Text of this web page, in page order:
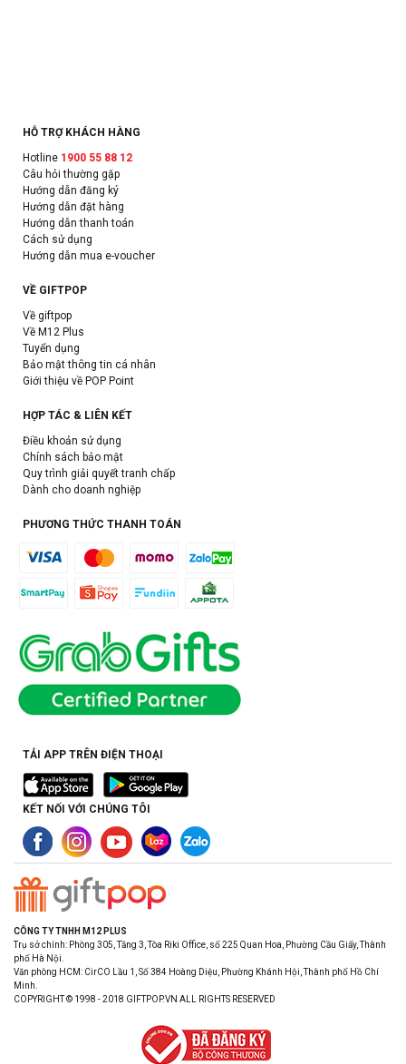
HỖ TRỢ KHÁCH HÀNG
Hotline 1900 55 88 12
Câu hỏi thường gặp
Hướng dẫn đăng ký
Hướng dẫn đặt hàng
Hướng dẫn thanh toán
Cách sử dụng
Hướng dẫn mua e-voucher
VỀ GIFTPOP
Về giftpop
Về M12 Plus
Tuyển dụng
Bảo mật thông tin cá nhân
Giới thiệu về POP Point
HỢP TÁC & LIÊN KẾT
Điều khoản sử dụng
Chính sách bảo mật
Quy trình giải quyết tranh chấp
Dành cho doanh nghiệp
PHƯƠNG THỨC THANH TOÁN
TẢI APP TRÊN ĐIỆN THOẠI
KẾT NỐI VỚI CHÚNG TÔI
CÔNG TY TNHH M12 PLUS
Trụ sở chính: Phòng 305, Tầng 3, Tòa Riki Office, số 225 Quan Hoa, Phường Cầu Giấy, Thành
phố Hà Nội.
Văn phòng HCM: CirCO Lầu 1, Số 384 Hoàng Diệu, Phường Khánh Hội, Thành phố Hồ Chí
Minh.
COPYRIGHT © 1998 - 2018 GIFTPOP.VN ALL RIGHTS RESERVED